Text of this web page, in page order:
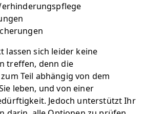
lassen sich leider keine
treffen, denn die
Teil abhängig von dem
leben, und von einer
Jedoch unterstützt Ihr